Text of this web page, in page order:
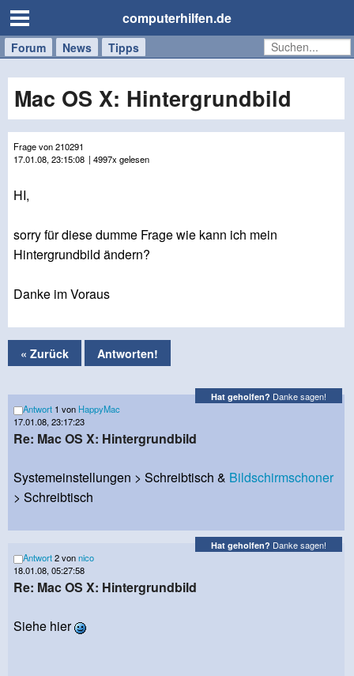
computerhilfen.de
Forum News Tipps
Handy
Tablet
Windows
Mac
Mac OS X: Hintergrundbild
Frage von 210291
17.01.08, 23:15:08 | 4997x gelesen
HI,
sorry für diese dumme Frage wie kann ich mein
Hintergrundbild ändern?
Danke im Voraus
« Zurück Antworten!
Hat geholfen? Danke sagen!
Antwort 1 von HappyMac
17.01.08, 23:17:23
Re: Mac OS X: Hintergrundbild
Systemeinstellungen > Schreibtisch & Bildschirmschoner
> Schreibtisch
Hat geholfen? Danke sagen!
Antwort2 vonnico
18.01.08, 05:27:58
Re: Mac OS X: Hintergrundbild
Siehe hier